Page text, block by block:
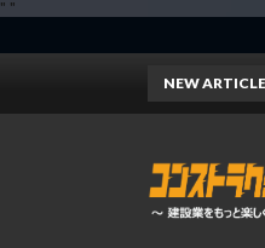
" "
NEW ARTICLE